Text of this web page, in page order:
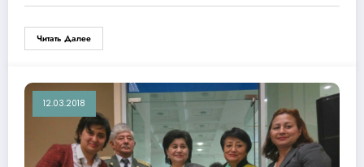
Читать Далее
12.03.2018